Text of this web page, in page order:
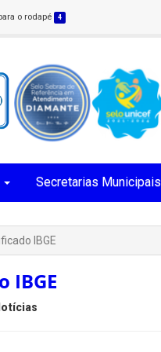
o rodapé 4
Secretarias Municipais
IBGE
IBGE